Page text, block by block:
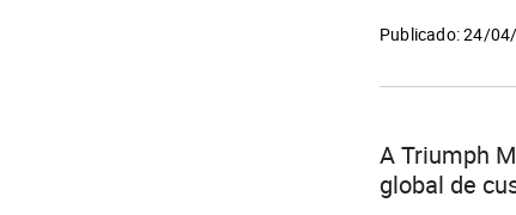
Publicado: 24/
A Triumph
global de